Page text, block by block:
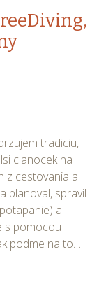
tradiciu,
clanocek na
z cestovania a
planoval, spravil
a
s pomocou
podme na to…